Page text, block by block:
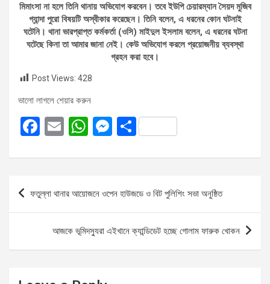
মিমাংসা না হলে তিনি থানায় অভিযোগ করবেন। তবে ইউপি চেয়ারম্যান সৈয়দ মুজিব
গ্যান্দা পুরো বিষয়টি অস্বীকার করেছেন। তিনি বলেন, এ ধরনের কোন ঘটনাই
ঘটেনি। থানা ভারপ্রাপ্ত কর্মকর্তা (ওসি) মাইদুল ইসলাম বলেন, এ ধরনের ঘটনা
ঘটেছে কিনা তা আমার জানা নেই। কেউ অভিযোগ করলে প্রয়োজনীয় ব্যবস্থা
গ্রহন করা হবে।
Post Views: 428
ভালো লাগলে শেয়ার করুন
F
ce
o
E
ail
W
at
A
p
p
M
se
g
er
S
ar
Post
navigation
ফতুল্লা থানার আয়োজনে ওপেন হাউজডে ও বিট পুলিশিং সভা অনুষ্ঠিত
আজকে ভূমিদস্যুরা এইখানে ক্যান্ডিডেট হচ্ছে গোলাম ফারুক খোকন